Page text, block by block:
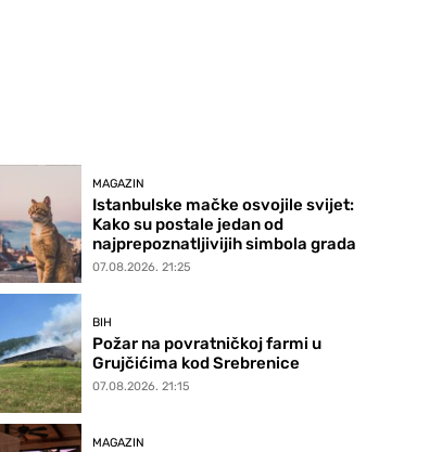
MAGAZIN
Istanbulske mačke osvojile svijet:
Kako su postale jedan od
najprepoznatljivijih simbola grada
07.08.2026. 21:25
BIH
Požar na povratničkoj farmi u
Grujčićima kod Srebrenice
07.08.2026. 21:15
MAGAZIN